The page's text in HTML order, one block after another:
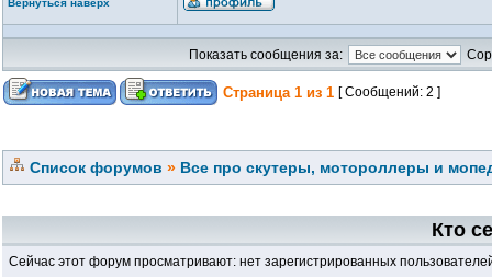
Вернуться наверх
Показать сообщения за:
Страница 1 из 1 [ Сообщений: 2 ]
Список форумов » Все про скутеры, мотороллеры и
Кто
Сейчас этот форум просматривают: нет зарегистрированных